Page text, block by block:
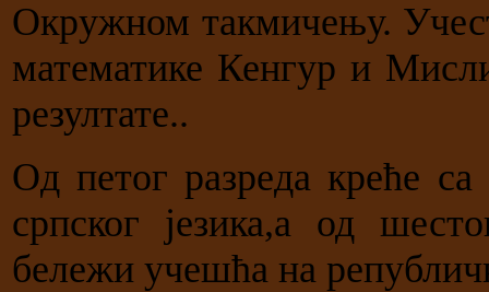
Окружном такмичењу.
математике Кенгур и
резултате..
Од петог разреда креће
српског језика,а од
бележи учешћа на